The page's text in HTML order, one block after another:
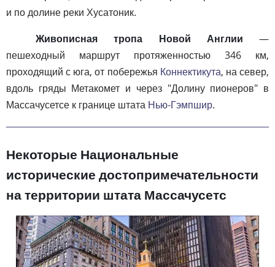
и по долине реки Хусатоник.
Живописная тропа Новой Англии —
пешеходный маршрут протяженностью 346 км,
проходящий с юга, от побережья Коннектикута, на север,
вдоль гряды Метакомет и через "Долину пионеров" в
Массачусетсе к границе штата Нью-Гэмпшир.
Некоторые Национальные
исторические достопримечательности
на территории штата Массачусетс